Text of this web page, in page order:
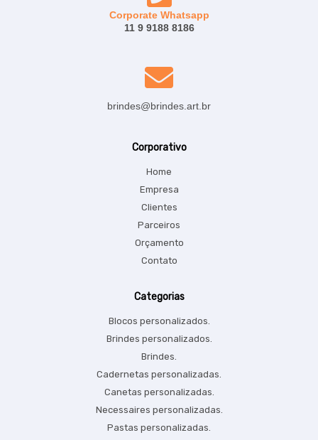
Corporate Whatsapp
11 9 9188 8186
brindes@brindes.art.br
Corporativo
Home
Empresa
Clientes
Parceiros
Orçamento
Contato
Categorias
Blocos personalizados.
Brindes personalizados.
Brindes.
Cadernetas personalizadas.
Canetas personalizadas.
Necessaires personalizadas.
Pastas personalizadas.